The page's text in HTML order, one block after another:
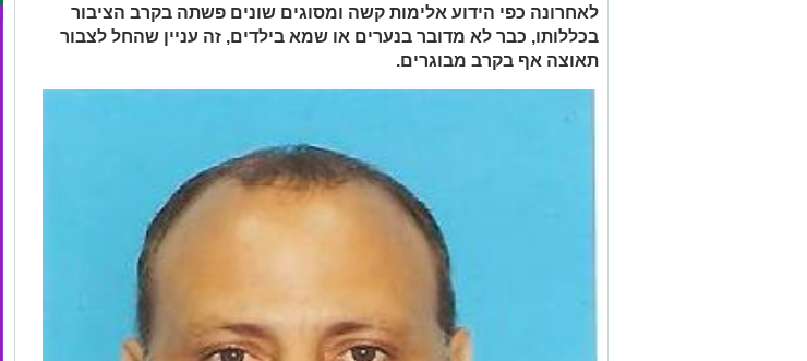
לאחרונה כפי הידוע אלימות קשה ומסוגים שונים פשתה בקרב הציבור
בכללותו, כבר לא מדובר בנערים או שמא בילדים, זה עניין שהחל לצבור
תאוצה אף בקרב מבוגרים.